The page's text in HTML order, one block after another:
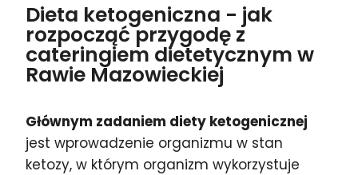
Dieta ketogeniczna - jak
rozpocząć przygodę z
cateringiem dietetycznym w
Rawie Mazowieckiej
Głównym zadaniem diety ketogenicznej
jest wprowadzenie organizmu w stan
ketozy, w którym organizm wykorzystuje